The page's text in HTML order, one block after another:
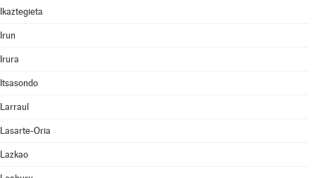
Ikaztegieta
Irun
Irura
Itsasondo
Larraul
Lasarte-Oria
Lazkao